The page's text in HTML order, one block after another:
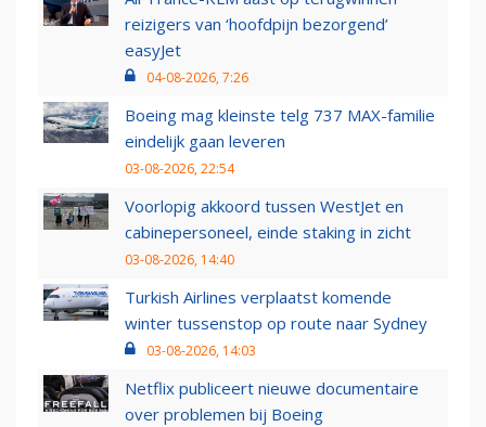
reizigers van ‘hoofdpijn bezorgend’
easyJet
04-08-2026, 7:26
Boeing mag kleinste telg 737 MAX-familie
eindelijk gaan leveren
03-08-2026, 22:54
Voorlopig akkoord tussen WestJet en
cabinepersoneel, einde staking in zicht
03-08-2026, 14:40
Turkish Airlines verplaatst komende
winter tussenstop op route naar Sydney
03-08-2026, 14:03
Netflix publiceert nieuwe documentaire
over problemen bij Boeing